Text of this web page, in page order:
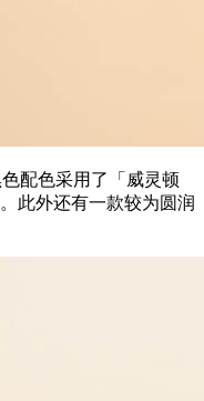
配色采用了「威灵顿
此外还有一款较为圆润